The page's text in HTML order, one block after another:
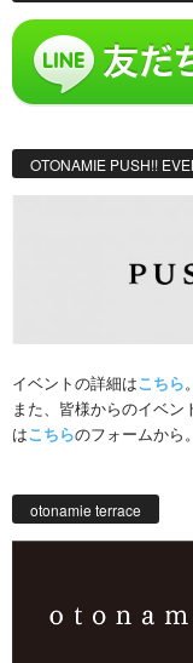
OTONAMIE PUSH!!
イベントの詳細はこちら。
また、皆様からのイベ
はこちらのフォームから。
otonamie terrace